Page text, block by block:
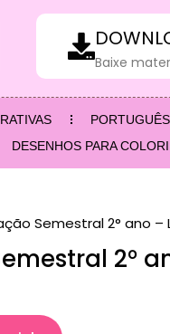
Baixe
PORTUGUÊS
DESENHOS PARA
Semestral 2° ano –
2°